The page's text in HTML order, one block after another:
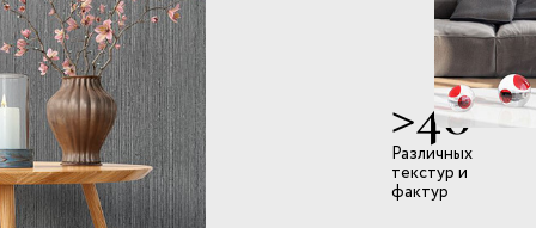
>40
Различных
текстур и
фактур